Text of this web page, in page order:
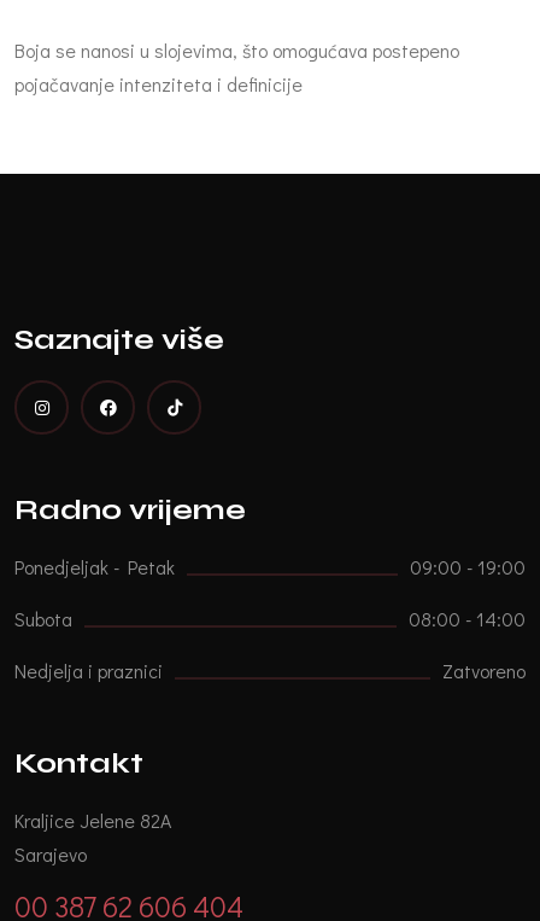
Boja se nanosi u slojevima, što omogućava postepeno
pojačavanje intenziteta i definicije
Saznajte više
Radno vrijeme
Ponedjeljak - Petak 09:00 - 19:00
Subota 08:00 - 14:00
Nedjelja i praznici Zatvoreno
Kontakt
Kraljice Jelene 82A
Sarajevo
00 387 62 606 404